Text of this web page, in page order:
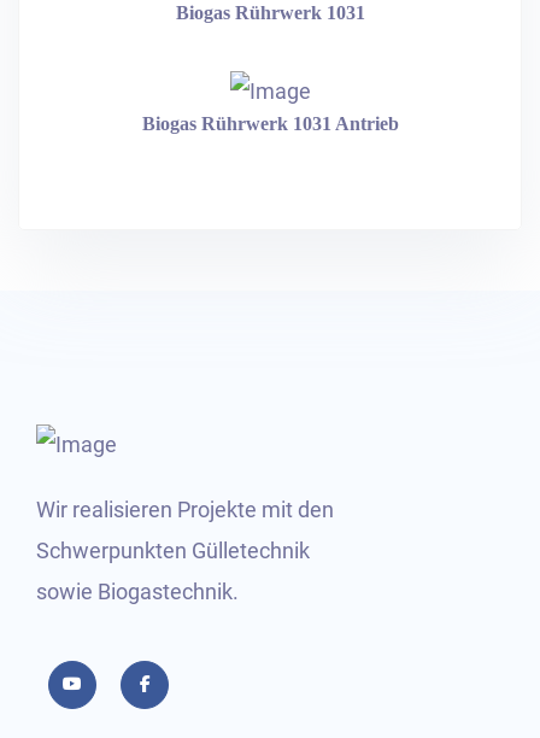
Biogas­ Rührwerk 1031
Biogas­ Rührwerk 1031 Antrieb
Wir realisieren Projekte mit den
Schwerpunkten Gülletechnik
sowie Biogastechnik.
YouTubeFacebook